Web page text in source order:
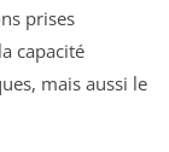
prises
capacité
mais aussi le